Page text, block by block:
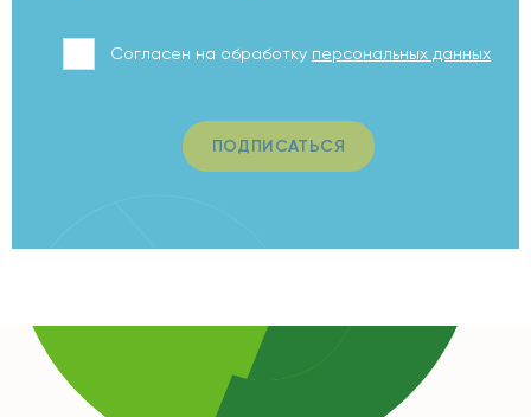
Согласен на обработку персональных данных
ПОДПИСАТЬСЯ